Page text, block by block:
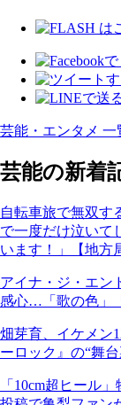
芸能・エンタメ 一
芸能の新着
自転車旅で無双す
で一度だけ泣いて
います！」【地方
アイナ・ジ・エン
感心…「歌の色」
畑芽育、イケメン
ーロック』の“舞台
「10cm超ヒール